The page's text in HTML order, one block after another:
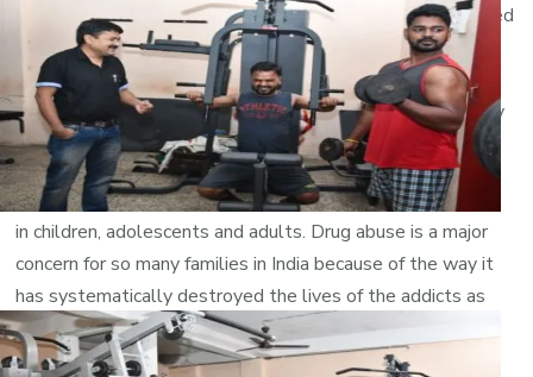
beginning. Most of the times, the addicts are not interested
to go through a rehabilitation program because of the
stigma attached to it. An addict is worried about their
reputation in the society if people come to know that they
were in a rehabilitation center.
India is grappling with the increasing menace of drug abuse
in children, adolescents and adults. Drug abuse is a major
concern for so many families in India because of the way it
has systematically destroyed the lives of the addicts as
well as those of their families. Drug abuse often results in
psychological, physical, intellectual and moral decay.The